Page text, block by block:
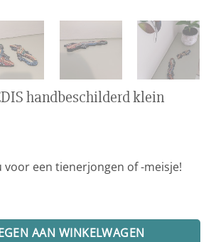
handbeschilderd klein
voor een tienerjongen of -meisje!
klein aantal
AAN WINKELWAGEN